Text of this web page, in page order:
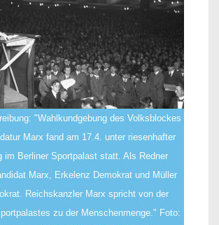
"Wahlkundgebung des Volksblockes
Marx fand am 17.4. unter riesenhafter
im Berliner Sportpalast statt. Als Redner
Marx, Erkelenz Demokrat und Müller
Reichskanzler Marx spricht von der
zu der Menschenmenge." Foto: